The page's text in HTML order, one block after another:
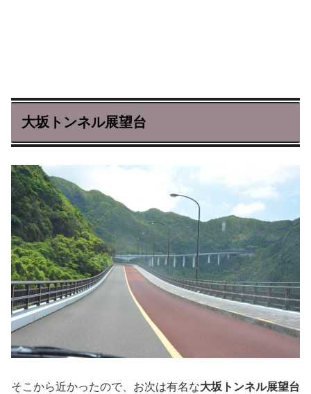
大坂トンネル展望台
そこから近かったので、お次は有名な大坂トンネル展望台